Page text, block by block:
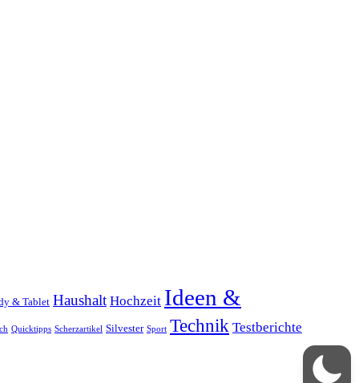
& Tablet Haushalt Hochzeit Ideen &
Quicktipps Scherzartikel Silvester Sport Technik Testberichte